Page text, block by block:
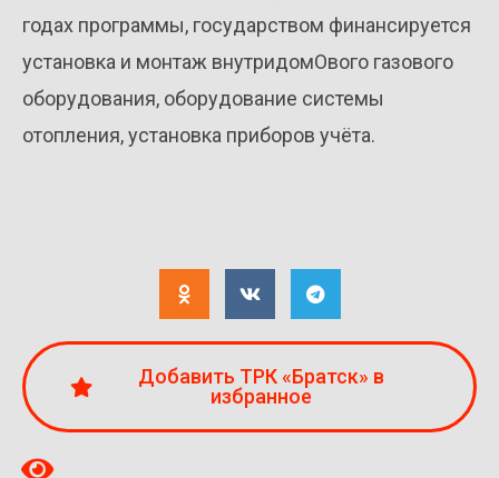
годах программы, государством финансируется
установка и монтаж внутридомОвого газового
оборудования, оборудование системы
отопления, установка приборов учёта.
Добавить ТРК «Братск» в
избранное